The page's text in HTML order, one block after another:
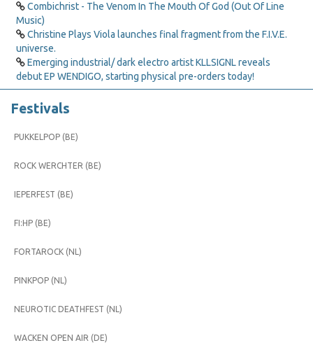
Combichrist - The Venom In The Mouth Of God (Out Of Line
Music)
Christine Plays Viola launches final fragment from the F.I.V.E.
universe.
Emerging industrial/ dark electro artist KLLSIGNL reveals
debut EP WENDIGO, starting physical pre-orders today!
Festivals
PUKKELPOP (BE)
ROCK WERCHTER (BE)
IEPERFEST (BE)
FI:HP (BE)
FORTAROCK (NL)
PINKPOP (NL)
NEUROTIC DEATHFEST (NL)
WACKEN OPEN AIR (DE)